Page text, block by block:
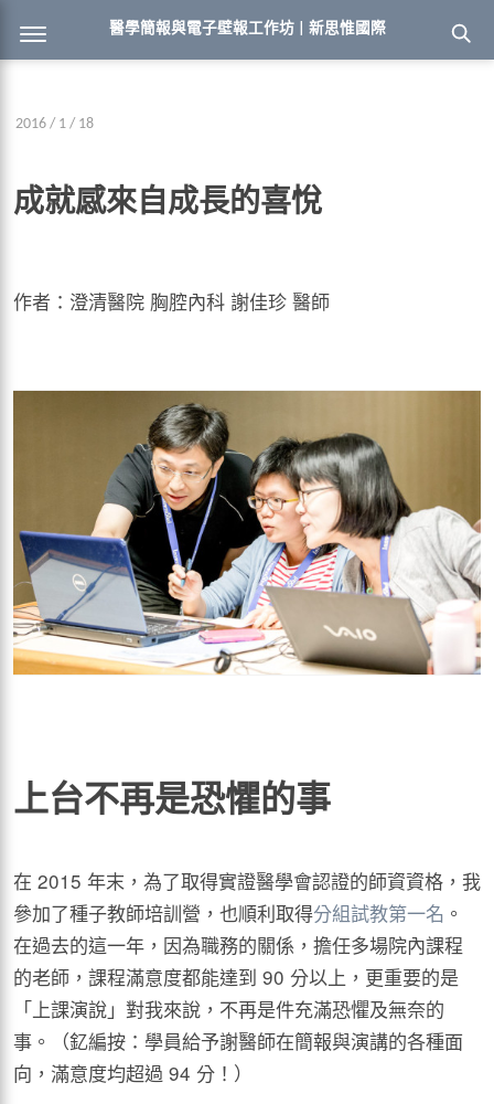
醫學簡報與電子壁報工作坊 | 新思惟國際
2016 / 1 / 18
成就感來自成長的喜悅
作者：澄清醫院 胸腔內科 謝佳珍 醫師
上台不再是恐懼的事
在 2015 年末，為了取得實證醫學會認證的師資資格，我
參加了種子教師培訓營，也順利取得分組試教第一名 。
在過去的這一年，因為職務的關係，擔任多場院內課程
的老師，課程滿意度都能達到 90 分以上，更重要的是
「上課演說」對我來說，不再是件充滿恐懼及無奈的
事。（釔編按：學員給予謝醫師在簡報與演講的各種面
向，滿意度均超過 94 分！）